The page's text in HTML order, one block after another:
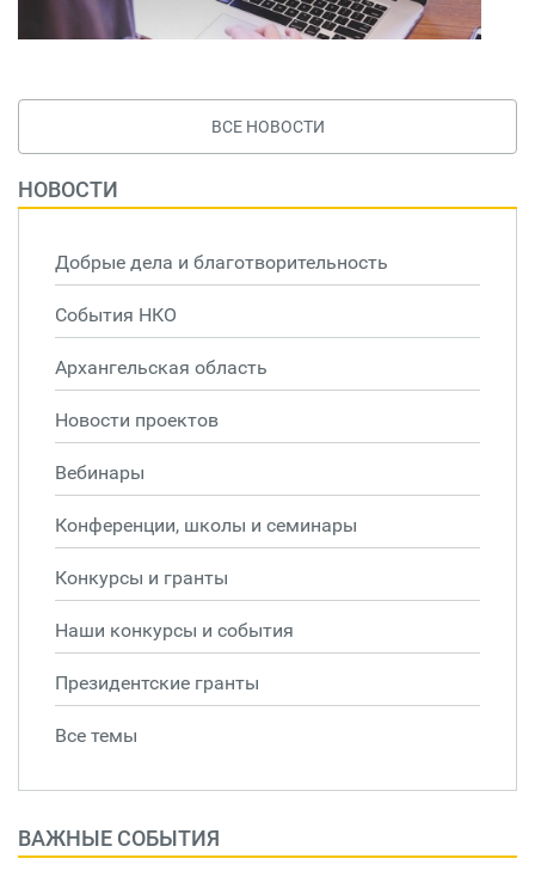
ВСЕ НОВОСТИ
НОВОСТИ
Добрые дела и благотворительность
События НКО
Архангельская область
Новости проектов
Вебинары
Конференции, школы и семинары
Конкурсы и гранты
Наши конкурсы и события
Президентские гранты
Все темы
ВАЖНЫЕ СОБЫТИЯ